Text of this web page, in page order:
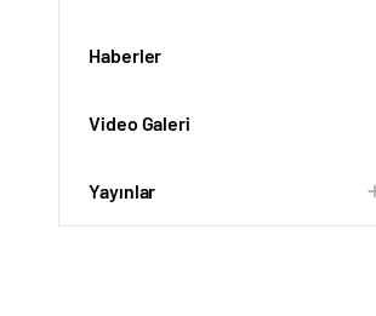
Haberler
Video Galeri
Yayınlar